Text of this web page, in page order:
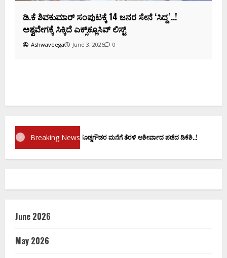
ಡಿ.ಕೆ ಶಿವಕುಮಾರ್‌ ಸಂಪುಟಕ್ಕೆ 14 ಜನರ ಸೇನೆ ʻಸಿದ್ದʼ..!
ಅಶ್ವವೇಗಕ್ಕೆ ಸಿಕ್ಕಿದೆ ಎಕ್ಸ್‌ಕ್ಲೂಸಿವ್‌ ಲಿಸ್ಟ್‌
Ashwaveega June 3, 2026 0
Breaking News
ಪ್ರಮಾಣ ವಚನಕ್ಕೂ ಮುನ್ನ ದೊಡ್ಡಗೌಡರ ಮನೆಗೆ ತೆರಳಿ ಆಶೀರ್ವಾದ ಪಡೆದ ಡಿಕೆಶಿ..!
June 2026
May 2026